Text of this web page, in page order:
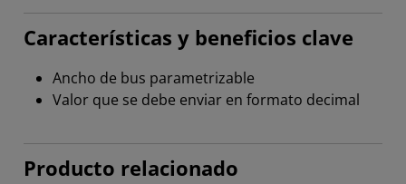
Características y beneficios clave
Ancho de bus parametrizable
Valor que se debe enviar en formato decimal
Producto relacionado